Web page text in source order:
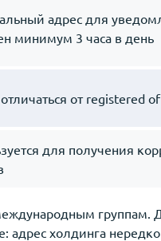
адрес для
минимум 3 часа в день
от registered
для получения
группам.
адрес холдинга